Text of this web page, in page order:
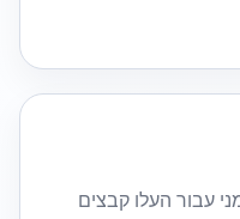
עבור העלו קבצים